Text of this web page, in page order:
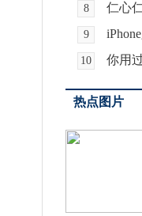
8 仁心
9
10 你用
热点图片